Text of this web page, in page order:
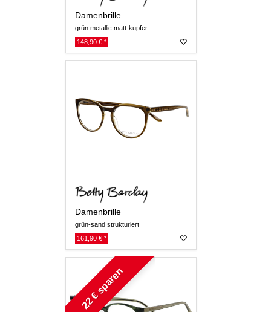
Damenbrille
grün metallic matt-kupfer
148,90 € *
Damenbrille
grün-sand strukturiert
161,90 € *
22 € sparen